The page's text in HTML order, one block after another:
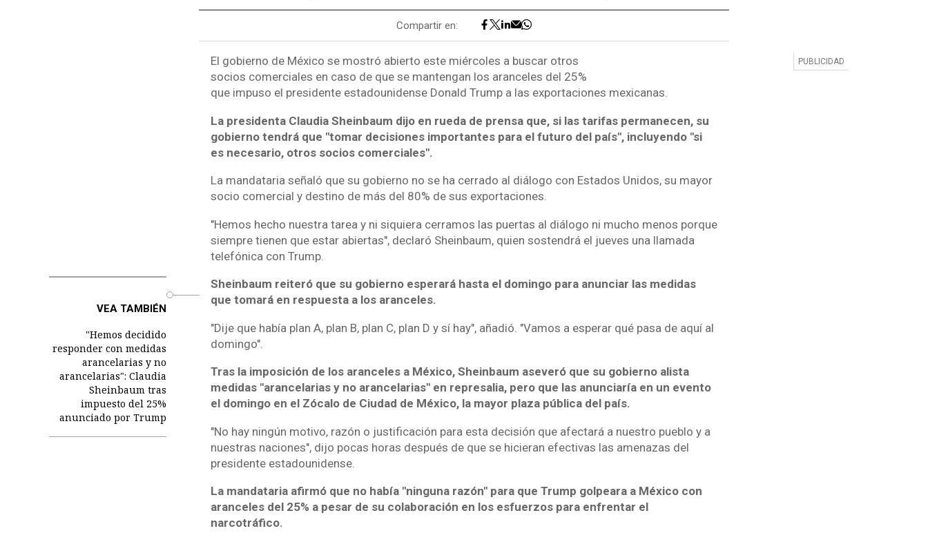
Compartir en:
El gobierno de México se mostró abierto este miércoles a buscar otros
socios comerciales en caso de que se mantengan los aranceles del 25%
que impuso el presidente estadounidense Donald Trump a las exportaciones mexicanas.
La presidenta Claudia Sheinbaum dijo en rueda de prensa que, si las tarifas permanecen, su
gobierno tendrá que "tomar decisiones importantes para el futuro del país", incluyendo "si
es necesario, otros socios comerciales".
La mandataria señaló que su gobierno no se ha cerrado al diálogo con Estados Unidos, su mayor
socio comercial y destino de más del 80% de sus exportaciones.
"Hemos hecho nuestra tarea y ni siquiera cerramos las puertas al diálogo ni mucho menos porque
siempre tienen que estar abiertas", declaró Sheinbaum, quien sostendrá el jueves una llamada
telefónica con Trump.
VEA TAMBIÉN
"Hemos decidido
responder con medidas
arancelarias y no
arancelarias": Claudia
Sheinbaum tras
impuesto del 25%
anunciado por Trump
Sheinbaum reiteró que su gobierno esperará hasta el domingo para anunciar las medidas
que tomará en respuesta a los aranceles.
"Dije que había plan A, plan B, plan C, plan D y sí hay", añadió. "Vamos a esperar qué pasa de aquí al
domingo".
Tras la imposición de los aranceles a México, Sheinbaum aseveró que su gobierno alista
medidas "arancelarias y no arancelarias" en represalia, pero que las anunciaría en un evento
el domingo en el Zócalo de Ciudad de México, la mayor plaza pública del país.
"No hay ningún motivo, razón o justificación para esta decisión que afectará a nuestro pueblo y a
nuestras naciones", dijo pocas horas después de que se hicieran efectivas las amenazas del
presidente estadounidense.
La mandataria afirmó que no había "ninguna razón" para que Trump golpeara a México con
aranceles del 25% a pesar de su colaboración en los esfuerzos para enfrentar el
narcotráfico.